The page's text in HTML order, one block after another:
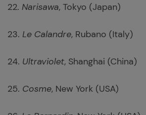
22. Narisawa, Tokyo (Japan)
23. Le Calandre, Rubano (Italy)
24. Ultraviolet, Shanghai (China)
25. Cosme, New York (USA)